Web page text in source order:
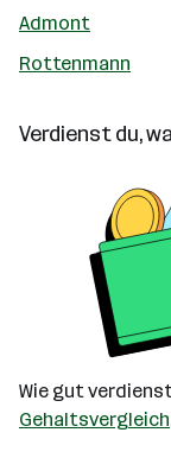
Admont
Rottenmann
Verdienst du,
Wie gut
Gehaltsvergleich